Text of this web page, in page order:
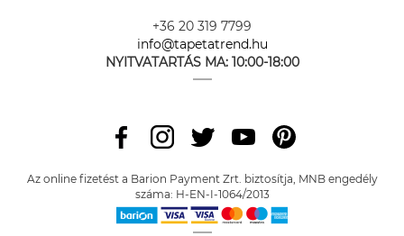
+36 20 319 7799
info@tapetatrend.hu
NYITVATARTÁS MA: 10:00-18:00
Az online fizetést a Barion Payment Zrt. biztosítja, MNB engedély
száma: H-EN-I-1064/2013